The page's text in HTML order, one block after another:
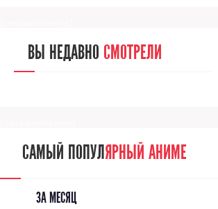
ВЫ НЕДАВНО СМОТРЕЛИ
САМЫЙ ПОПУЛЯРНЫЙ АНИМЕ
ЗА МЕСЯЦ